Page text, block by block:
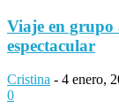
Viaje en grupo
espectacular
Cristina - 4 enero,
0